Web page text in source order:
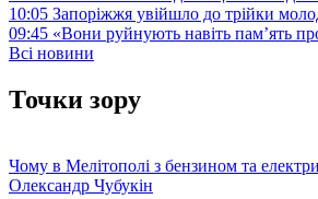
10:05 Запоріжжя увійшло до трійки
09:45 «Вони руйнують навіть пам’ять
Всі новини
Точки зору
Чому в Мелітополі з бензином та
Олександр Чубукін